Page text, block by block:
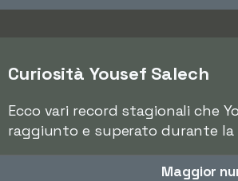
Curiosità Yousef Salech
Ecco vari record stagionali che
raggiunto e superato durante la
Maggior